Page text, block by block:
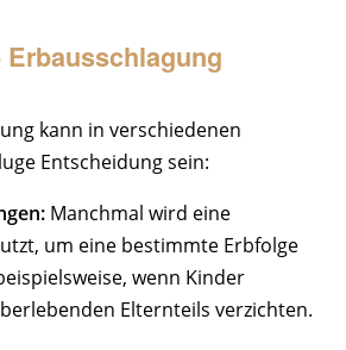
kann in verschiedenen
Entscheidung sein:
Manchmal wird eine
um eine bestimmte Erbfolge
wenn Kinder
Elternteils verzichten.